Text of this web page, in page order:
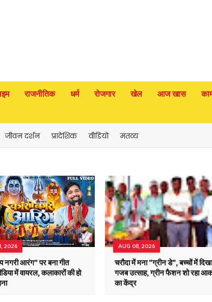
राजनीतिक धर्म रोजगार खेल आज खास
जीवन दर्शन प्रादेशिक वीडियो मंतव्य
2026
नगरी आरंग" पर बना गीत
में वायरल, कलाकारों की हो
AUG 08, 2026
चरौदा में मना "ग्रीन डे", बच्चों में दिखा
गजब उत्साह, ग्रीन फैशन शो रहा
का केंद्र